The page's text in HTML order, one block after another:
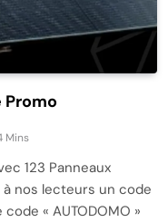
Promo
Mins
123 Panneaux
à nos lecteurs un code
« AUTODOMO »